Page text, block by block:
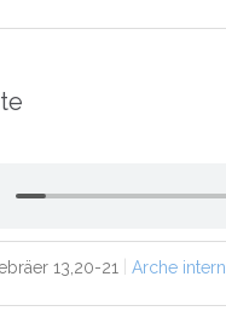
13,20-21 Arche intern